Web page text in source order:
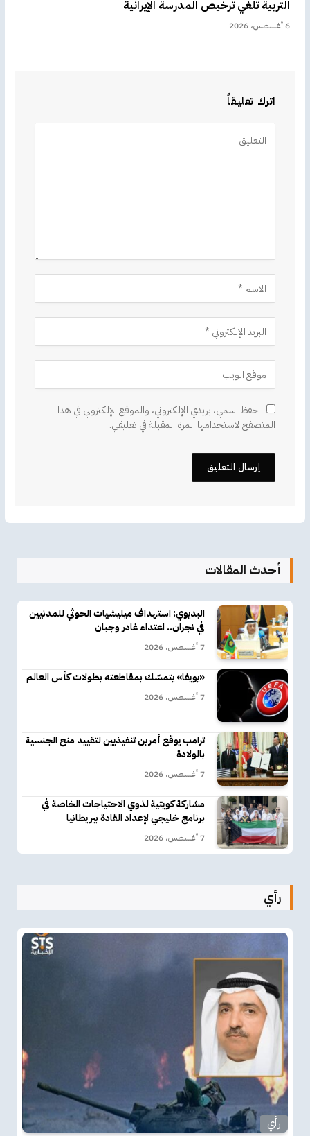
التربية تلغي ترخيص المدرسة الإيرانية
6 أغسطس، 2026
اترك تعليقاً
احفظ اسمي، بريدي الإلكتروني، والموقع الإلكتروني في هذا
المتصفح لاستخدامها المرة المقبلة في تعليقي.
أحدث المقالات
البديوي: استهداف ميليشيات الحوثي للمدنيين
في نجران.. اعتداء غادر وجبان
7 أغسطس، 2026
«يويفا» يتمسّك بمقاطعته بطولات كأس العالم
7 أغسطس، 2026
ترامب يوقع أمرين تنفيذيين لتقييد منح الجنسية
بالولادة
7 أغسطس، 2026
مشاركة كويتية لذوي الاحتياجات الخاصة في
برنامج خليجي لإعداد القادة ببريطانيا
7 أغسطس، 2026
رأي
رأي